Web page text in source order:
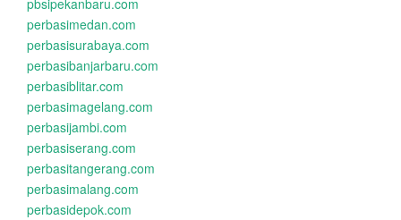
pbsipekanbaru.com
perbasimedan.com
perbasisurabaya.com
perbasibanjarbaru.com
perbasiblitar.com
perbasimagelang.com
perbasijambi.com
perbasiserang.com
perbasitangerang.com
perbasimalang.com
perbasidepok.com